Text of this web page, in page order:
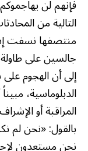
فإنهم لن
التالية من
منتصفها نسفت
جالسين على
إلى أن الهجوم
الدبلوماسية،
المراقبة أو
بالقول: «نحن لم
نحن مستعدون